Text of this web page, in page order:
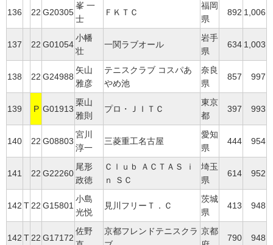
136 22 G20305
峯 一
士
ＦＫＴＣ
福岡
県
892 1,006
137 22 G01054
小幡
壮
一関ラブオール
岩手
県
634 1,003
138 22 G24988
矢山
雅彦
テニスクラブ コスパあ
やめ池
奈良
県
857 997
139 P G01913
栗山
雅則
プロ・ＪＩＴＣ
東京
都
397 993
140 22 G08803
宮川
淳一
三菱重工名古屋
愛知
県
444 954
141 22 G22260
尾形
政徳
Ｃｌｕｂ ＡＣＴＡＳ ｉ
ｎ ＳＣ
埼玉
県
614 952
142 T 22 G15801
小島
光悦
見川フリーＴ．Ｃ
茨城
県
413 948
142 T 22 G17172
佐野
京都フレンドテニスクラ 京都
790 948